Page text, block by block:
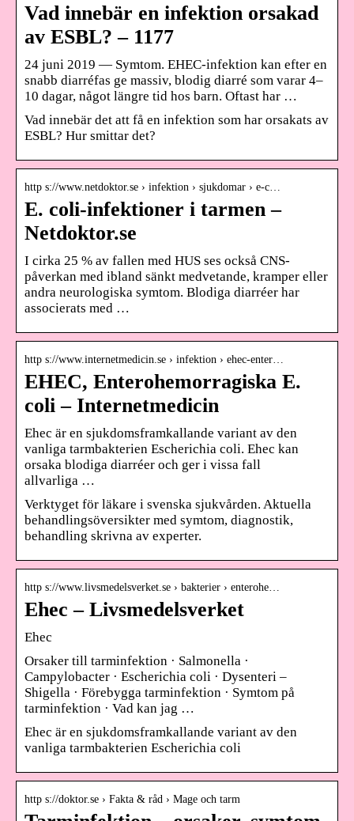
Vad innebär en infektion orsakad
av ESBL? – 1177
24 juni 2019 — Symtom. EHEC-infektion kan efter en
snabb diarréfas ge massiv, blodig diarré som varar 4–
10 dagar, något längre tid hos barn. Oftast har …
Vad innebär det att få en infektion som har orsakats av
ESBL? Hur smittar det?
http s://www.netdoktor.se › infektion › sjukdomar › e-c…
E. coli-infektioner i tarmen –
Netdoktor.se
I cirka 25 % av fallen med HUS ses också CNS-
påverkan med ibland sänkt medvetande, kramper eller
andra neurologiska symtom. Blodiga diarréer har
associerats med …
http s://www.internetmedicin.se › infektion › ehec-enter…
EHEC, Enterohemorragiska E.
coli – Internetmedicin
Ehec är en sjukdomsframkallande variant av den
vanliga tarmbakterien Escherichia coli. Ehec kan
orsaka blodiga diarréer och ger i vissa fall
allvarliga …
Verktyget för läkare i svenska sjukvården. Aktuella
behandlingsöversikter med symtom, diagnostik,
behandling skrivna av experter.
http s://www.livsmedelsverket.se › bakterier › enterohe…
Ehec – Livsmedelsverket
Ehec
Orsaker till tarminfektion · Salmonella ·
Campylobacter · Escherichia coli · Dysenteri –
Shigella · Förebygga tarminfektion · Symtom på
tarminfektion · Vad kan jag …
Ehec är en sjukdomsframkallande variant av den
vanliga tarmbakterien Escherichia coli
http s://doktor.se › Fakta & råd › Mage och tarm